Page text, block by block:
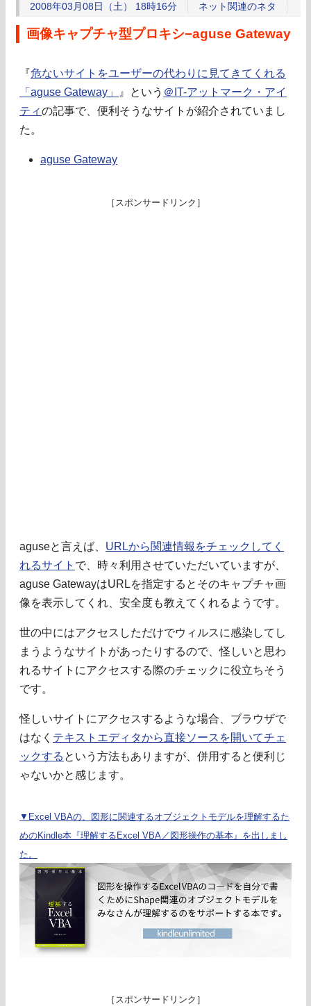
2008年03月08日（土） 18時16分 ネット関連のネタ
画像キャプチャ型プロキシ−aguse Gateway
『危ないサイトをユーザーの代わりに見てきてくれる
「aguse Gateway」
』という ＠IT-アットマーク・アイ
ティの記事で、便利そうなサイトが紹介されていまし
た。
aguse Gateway
［スポンサードリンク］
aguseと言えば、 URLから関連情報をチェックしてく
れるサイト で、時々利用させていただいていますが、
aguse GatewayはURLを指定するとそのキャプチャ画
像を表示してくれ、安全度も教えてくれるようです。
世の中にはアクセスしただけでウィルスに感染してし
まうようなサイトがあったりするので、怪しいと思わ
れるサイトにアクセスする際のチェックに役立ちそう
です。
怪しいサイトにアクセスするような場合、ブラウザで
はなく テキストエディタから直接ソースを開いてチェ
ックする という方法もありますが、併用すると便利じ
ゃないかと感じます。
▼Excel VBAの、図形に関連するオブジェクトモデルを理解するた
めのKindle本『理解するExcel VBA／図形操作の基本』を出しまし
た。
［スポンサードリンク］